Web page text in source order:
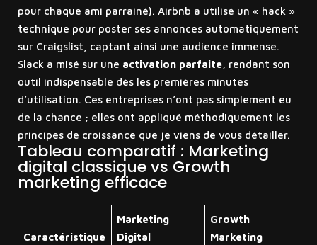
pour chaque ami parrainé). Airbnb a utilisé un « hack »
technique pour poster ses annonces automatiquement
sur Craigslist, captant ainsi une audience immense.
Slack a misé sur une activation parfaite, rendant son
outil indispensable dès les premières minutes
d’utilisation. Ces entreprises n’ont pas simplement eu
de la chance ; elles ont appliqué méthodiquement les
principes de croissance que je viens de vous détailler.
Tableau comparatif : Marketing
digital classique vs Growth
marketing efficace
Caractéristique
Marketing
Digital
Growth
Marketing